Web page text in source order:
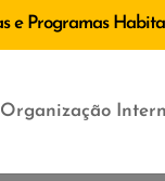
e Programas
Organização